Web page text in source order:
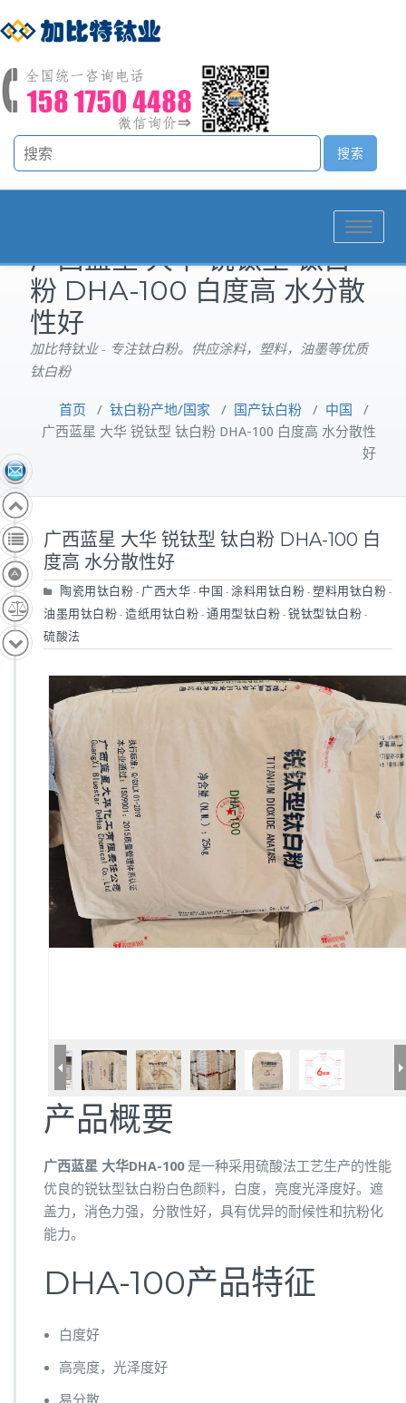
Toggle
广西蓝星 大华 锐钛型 钛白
粉 DHA-100 白度高 水分散
性好
加比特钛业 - 专注钛白粉。供应涂料，塑料，油墨等优质
钛白粉
首页 / 钛白粉产地/国家 / 国产钛白粉 / 中国
/
广西蓝星 大华 锐钛型 钛白粉 DHA-100 白度高 水分散性
好
广西蓝星 大华 锐钛型 钛白粉 DHA-100 白
度高 水分散性好
陶瓷用钛白粉 - 广西大华 - 中国 - 涂料用钛白粉 - 塑料用钛白粉 -
油墨用钛白粉 - 造纸用钛白粉 - 通用型钛白粉 - 锐钛型钛白粉 -
硫酸法
产品概要
广西蓝星 大华DHA-100是一种采用硫酸法工艺生产的性能
优良的锐钛型钛白粉白色颜料，白度，亮度光泽度好。遮
盖力，消色力强，分散性好，具有优异的耐候性和抗粉化
能力。
DHA-100产品特征
白度好
高亮度，光泽度好